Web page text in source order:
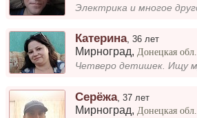
Катерина,36 лет
Мирноград, Донецкая обл.
Серёжа,37 лет
Мирноград, Донецкая обл.